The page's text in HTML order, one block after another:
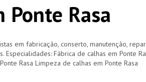
Ponte Rasa
em fabricação, conserto, manutenção,
Especialidades: Fábrica de calhas em Ponte
Rasa Limpeza de calhas em Ponte Rasa